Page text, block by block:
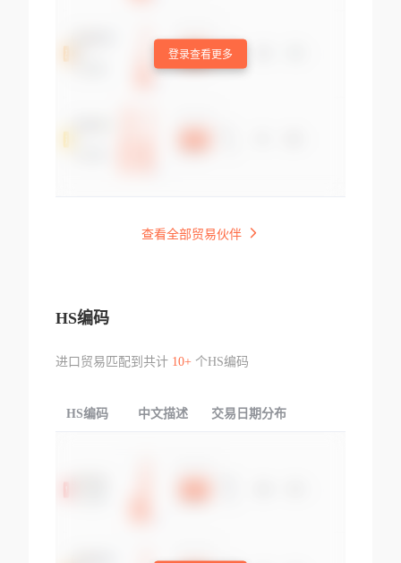
登录查看更多
查看全部贸易伙伴
HS编码
进口贸易匹配到共计 10+个HS编码
HS编码 中文描述 交易日期分布